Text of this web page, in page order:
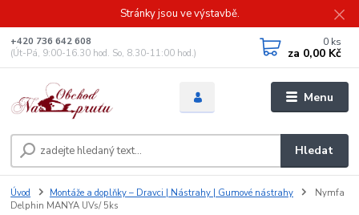
Stránky jsou ve výstavbě.
Menu
Hledat
+420 736 642 608
(Út-Pá, 9:00-16.30 hod. So, 8.30-11:00 hod.)
0 ks
za 0,00 Kč
Úvod Montáže a doplňky – Dravci | Nástrahy | Gumové nástrahy
Nymfa
Delphin MANYA UVs/ 5ks